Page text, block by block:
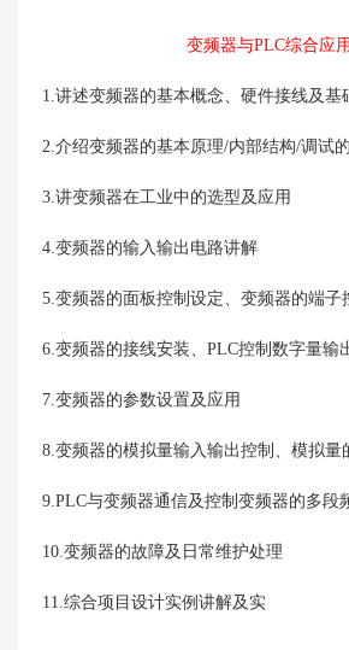
变频器与PLC综合应用
1.讲述变频器的基本概念、硬件接线及基
2.介绍变频器的基本原理/内部结构/调试
3.讲变频器在工业中的选型及应用
4.变频器的输入输出电路讲解
5.变频器的面板控制设定、变频器的端子
6.变频器的接线安装、PLC控制数字量输
7.变频器的参数设置及应用
8.变频器的模拟量输入输出控制、模拟量
9.PLC与变频器通信及控制变频器的多段
10.变频器的故障及日常维护处理
11.综合项目设计实例讲解及实